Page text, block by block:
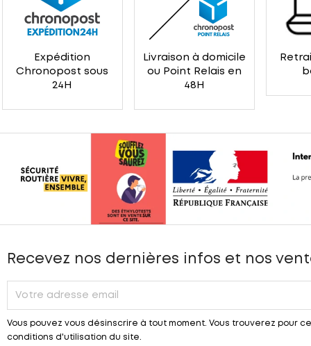
Expédition
Chronopost sous
24H
Livraison à domicile
ou Point Relais en
48H
Recevez nos dernières infos et nos
Vous pouvez vous désinscrire à tout moment. Vous trouverez pour
conditions d'utilisation du site.